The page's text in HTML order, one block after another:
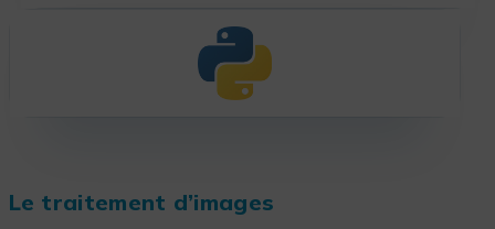
Le traitement d’images